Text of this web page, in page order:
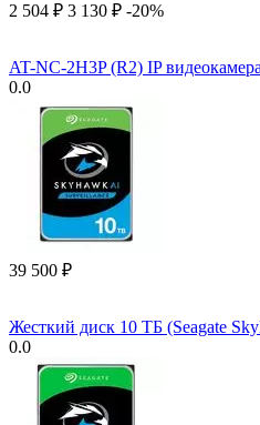
2 504 ₽ 3 130 ₽ -20%
AT-NC-2H3P (R2) IP
0.0
39 500 ₽
Жесткий диск 10 ТБ (Seagate
0.0